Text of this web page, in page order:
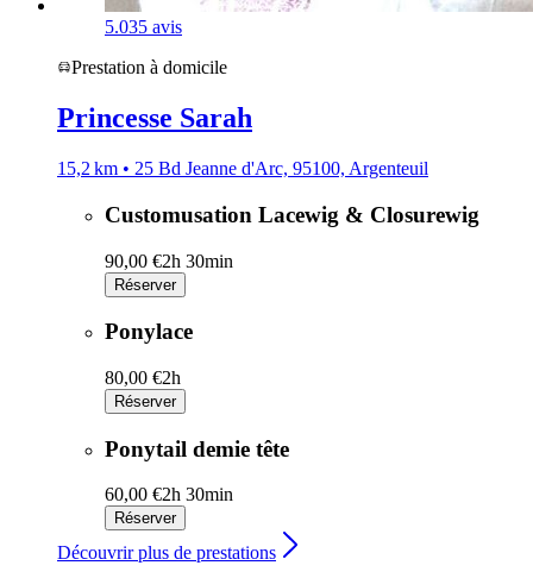
5.035 avis
Prestation à domicile
Princesse Sarah
15,2 km • 25 Bd Jeanne d'Arc, 95100, Argenteuil
Customusation Lacewig & Closurewig
90,00 €2h 30min
Réserver
Ponylace
80,00 €2h
Réserver
Ponytail demie tête
60,00 €2h 30min
Réserver
Découvrir plus de prestations